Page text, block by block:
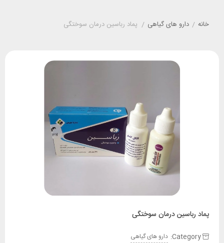
خانه / دارو های گیاهی / پماد رباسین درمان سوختگی
پماد رباسین درمان سوختگی
Category: دارو های گیاهی